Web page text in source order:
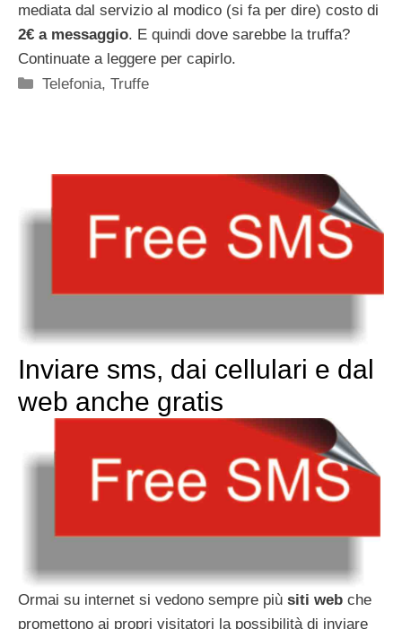
mediata dal servizio al modico (si fa per dire) costo di
2€ a messaggio. E quindi dove sarebbe la truffa?
Continuate a leggere per capirlo.
Categorie
Telefonia,Truffe
Inviare sms, dai cellulari e dal
web anche gratis
Ormai su internet si vedono sempre più siti web che
promettono ai propri visitatori la possibilità di inviare